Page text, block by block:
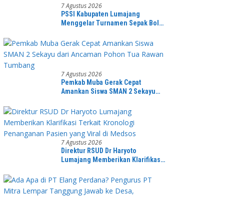
7 Agustus 2026
PSSI Kabupaten Lumajang
Menggelar Turnamen Sepak Bola
Stadion Semeru
7 Agustus 2026
Pemkab Muba Gerak Cepat
Amankan Siswa SMAN 2 Sekayu
Tumbang
7 Agustus 2026
Direktur RSUD Dr Haryoto
Lumajang Memberikan Klarifikasi
Pasien yang Viral di Medsos